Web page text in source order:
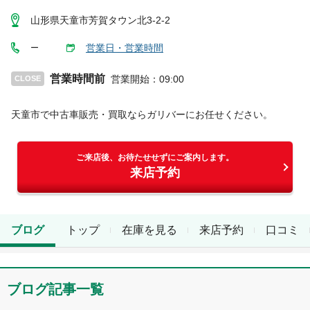
山形県天童市芳賀タウン北3-2-2
ー 営業日・営業時間
CLOSE 営業時間前 営業開始 ： 09:00
天童市で中古車販売・買取ならガリバーにお任せください。
ご来店後、お待たせせずにご案内します。
来店予約
トップ 在庫を見る 来店予約 口コミ
ブログ
ブログ記事一覧